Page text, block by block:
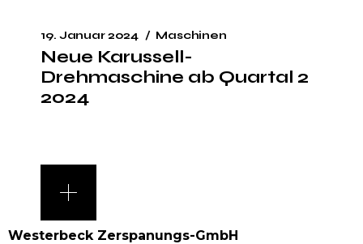
19. Januar 2024 Maschinen
Neue Karussell-
Drehmaschine ab Quartal 2
2024
Westerbeck Zerspanungs-GmbH